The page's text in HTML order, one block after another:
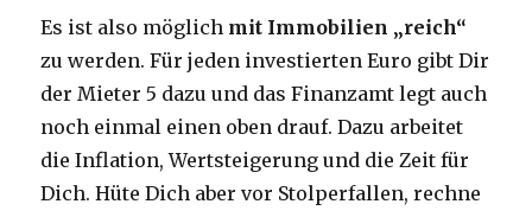
Es ist also möglich mit Immobilien „reich“
zu werden. Für jeden investierten Euro gibt Dir
der Mieter 5 dazu und das Finanzamt legt auch
noch einmal einen oben drauf. Dazu arbeitet
die Inflation, Wertsteigerung und die Zeit für
Dich. Hüte Dich aber vor Stolperfallen, rechne